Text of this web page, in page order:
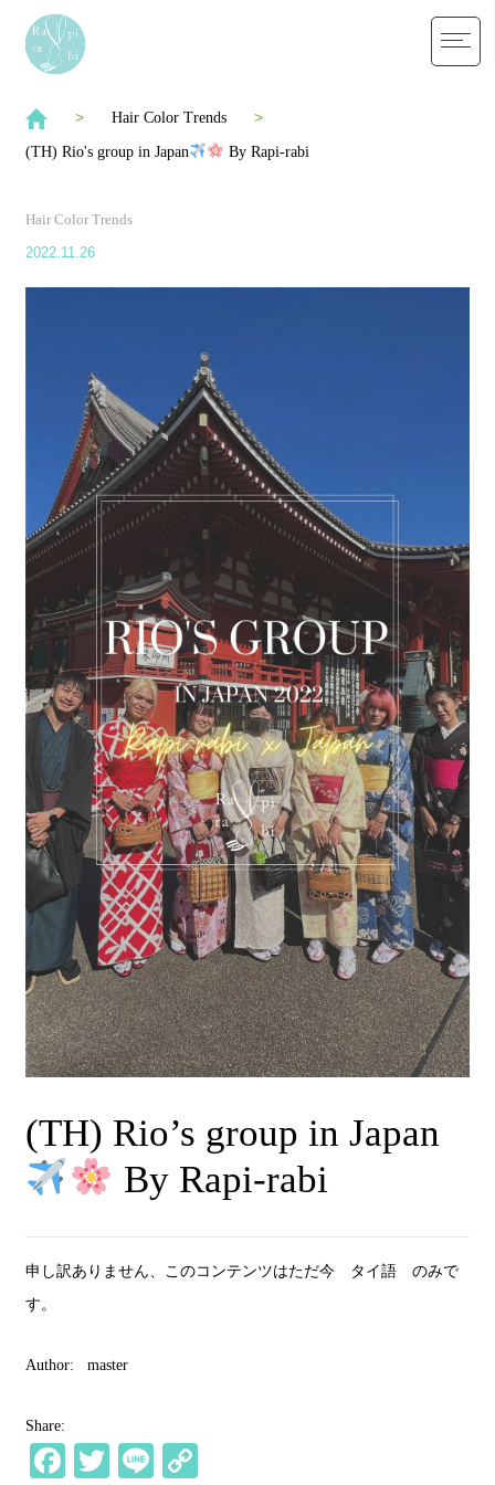
Hair Color Trends
(TH) Rio's group in Japan By Rapi-rabi
Hair Color Trends
2022.11.26
(TH) Rio’s group in Japan
By Rapi-rabi
申し訳ありません、このコンテンツはただ今 タイ語 のみで
す。
Author: master
Share:
Fa T
Li